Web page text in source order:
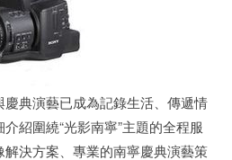
典演藝已成為記錄生活、傳遞情
紹圍繞“光影南寧”主題的全程服
決方案、專業的南寧慶典演藝策